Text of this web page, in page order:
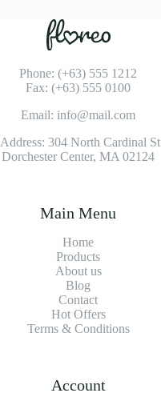
Phone: (+63) 555 1212
Fax: (+63) 555 0100
Email: info@mail.com
Address: 304 North Cardinal St.
Dorchester Center, MA 02124
Main Menu
Home
Products
About us
Blog
Contact
Hot Offers
Terms & Conditions
Account